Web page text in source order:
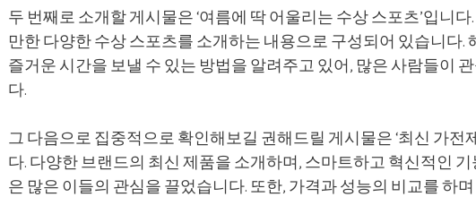
두 번째로 소개할 게시물은 ‘여름에 딱 어울리는 수상 스포츠’입니
만한 다양한 수상 스포츠를 소개하는 내용으로 구성되어 있습니다.
즐거운 시간을 보낼 수 있는 방법을 알려주고 있어, 많은 사람들이
다.
그 다음으로 집중적으로 확인해보길 권해드릴 게시물은 ‘최신 가전
다. 다양한 브랜드의 최신 제품을 소개하며, 스마트하고 혁신적인
은 많은 이들의 관심을 끌었습니다. 또한, 가격과 성능의 비교를 하